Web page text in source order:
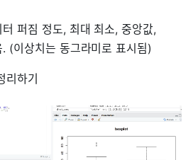
퍼짐 정도, 최대 최소, 중앙값,
(이상치는 동그라미로 표시됨)
리하기